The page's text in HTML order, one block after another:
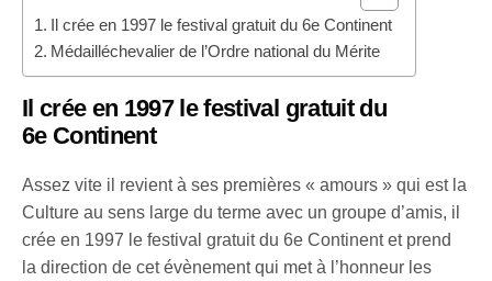
Il crée en 1997 le festival gratuit du 6e Continent
Médailléchevalier de l’Ordre national du Mérite
Il crée en 1997 le festival gratuit du
6e Continent
Assez vite il revient à ses premières « amours » qui est la
Culture au sens large du terme avec un groupe d’amis, il
crée en 1997 le festival gratuit du 6e Continent et prend
la direction de cet évènement qui met à l’honneur les